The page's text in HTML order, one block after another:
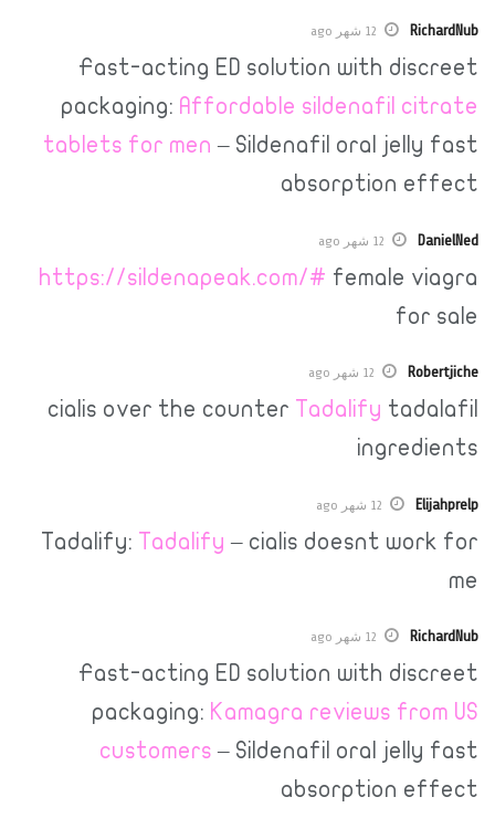
12 شهر ago
Fast-acting ED solution with
packaging:Affordable
tablets for men– Sildenafil oral
12 شهر ago
https://sildenapeak.com/#
12 شهر ago
cialis over the counter Tadalify
12 شهر ago
Tadalify: Tadalify– cialis doesnt
12 شهر ago
Fast-acting ED solution with
packaging: Kamagra reviews
customers– Sildenafil oral